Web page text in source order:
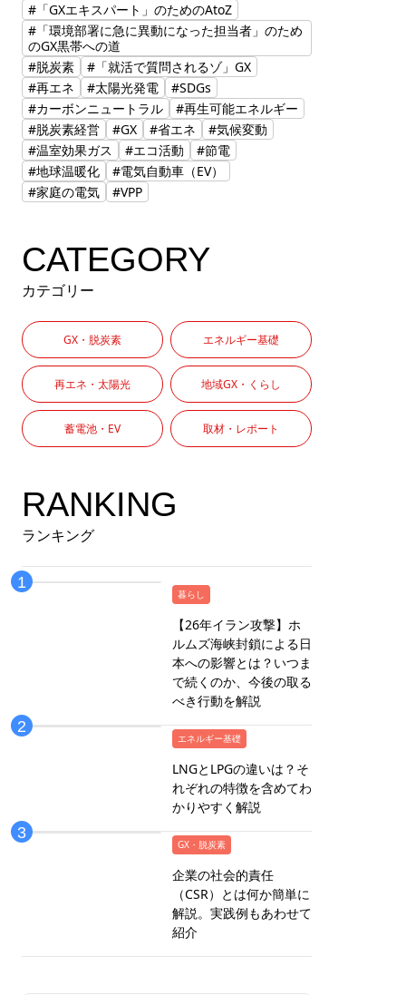
#「GXエキスパート」のためのAtoZ
#「環境部署に急に異動になった担当者」のため
のGX黒帯への道
#脱炭素
#「就活で質問されるゾ」GX
#再エネ
#太陽光発電
#SDGs
#カーボンニュートラル
#再生可能エネルギー
#脱炭素経営
#GX #省エネ
#気候変動
#温室効果ガス
#エコ活動
#節電
#地球温暖化
#電気自動車（EV）
#家庭の電気
#VPP
CATEGORY
カテゴリー
GX・脱炭素 エネルギー基礎
再エネ・太陽光 地域GX・くらし
蓄電池・EV 取材・レポート
RANKING
ランキング
暮らし
【26年イラン攻撃】ホ
ルムズ海峡封鎖による日
本への影響とは？いつま
で続くのか、今後の取る
べき行動を解説
エネルギー基礎
LNGとLPGの違いは？そ
れぞれの特徴を含めてわ
かりやすく解説
GX・脱炭素
企業の社会的責任
（CSR）とは何か簡単に
解説。実践例もあわせて
紹介